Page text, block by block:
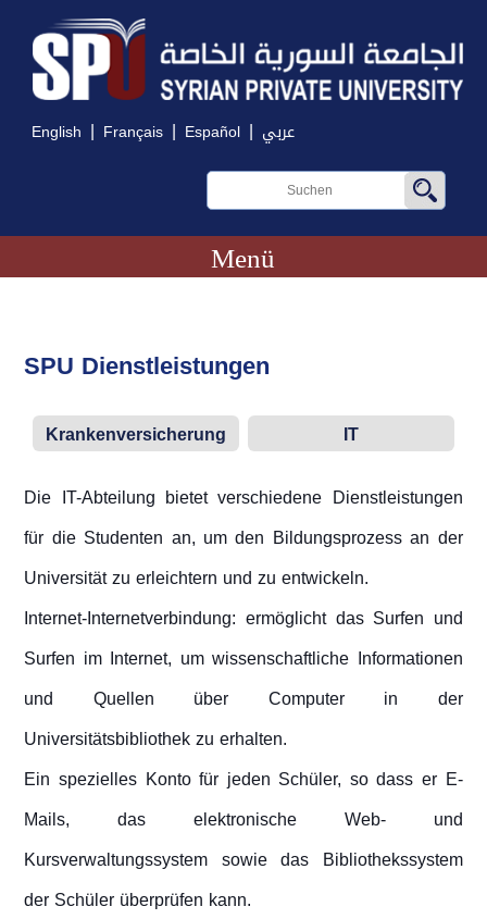
English | Français | Español | عربي
Menü
SPU Dienstleistungen
Krankenversicherung
IT
Dienstleistungen
Die IT-Abteilung bietet verschiedene Dienstleistungen
für die Studenten an, um den Bildungsprozess an der
Universität zu erleichtern und zu entwickeln.
Internet-Internetverbindung: ermöglicht das Surfen und
Surfen im Internet, um wissenschaftliche Informationen
und Quellen über Computer in der
Universitätsbibliothek zu erhalten.
Ein spezielles Konto für jeden Schüler, so dass er E-
Mails, das elektronische Web- und
Kursverwaltungssystem sowie das Bibliothekssystem
der Schüler überprüfen kann.